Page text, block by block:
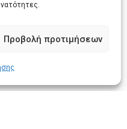
Προβολή προτιμήσεων